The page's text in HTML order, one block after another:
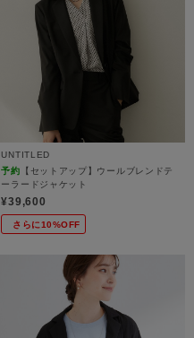
UNTITLED
予約 【セットアップ】ウールブレンドテ
ーラードジャケット
¥39,600
さらに10%OFF